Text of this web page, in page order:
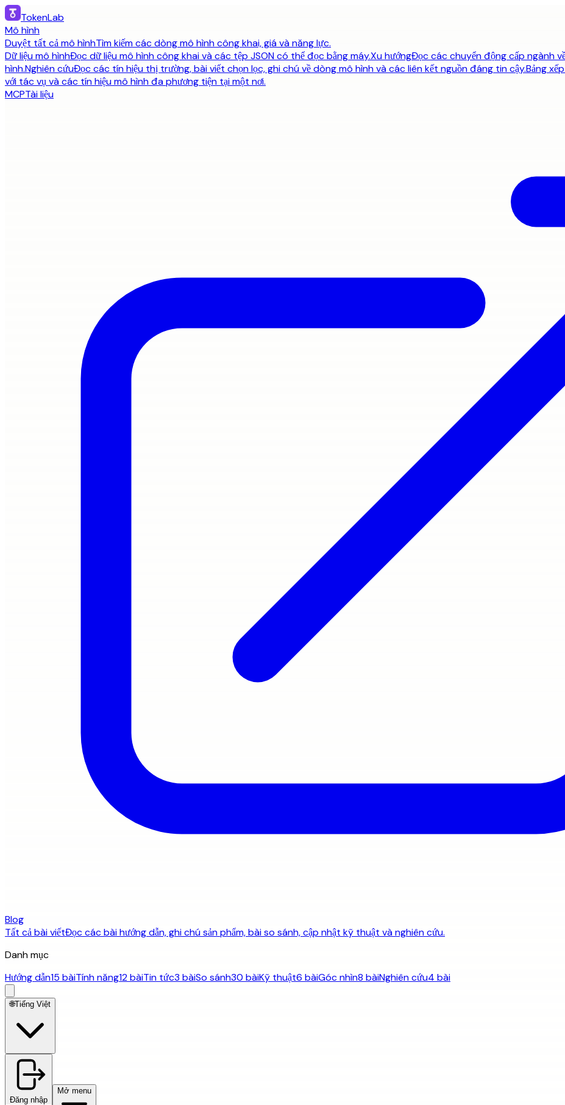
TokenLab
Mô hình
Duyệt tất cả mô hìnhTìm kiếm các dòng mô hình công khai, giá và năng lực.
Dữ liệu mô hìnhĐọc dữ liệu mô hình công khai và các tệp JSON có thể đọc bằng máy.Xu hướngĐọc các chuyển động cấp ngành
hình.Nghiên cứuĐọc các tín hiệu thị trường, bài viết chọn lọc, ghi chú về dòng mô hình và các liên kết nguồn đáng tin cậy.Bảng
với tác vụ và các tín hiệu mô hình đa phương tiện tại một nơi.
MCPTài liệu
Blog
Tất cả bài viếtĐọc các bài hướng dẫn, ghi chú sản phẩm, bài so sánh, cập nhật kỹ thuật và nghiên cứu.
Danh mục
Hướng dẫn15 bàiTính năng12 bàiTin tức3 bàiSo sánh30 bàiKỹ thuật6 bàiGóc nhìn8 bàiNghiên cứu4 bài
🌐Tiếng Việt
Đăng nhập
Mở menu